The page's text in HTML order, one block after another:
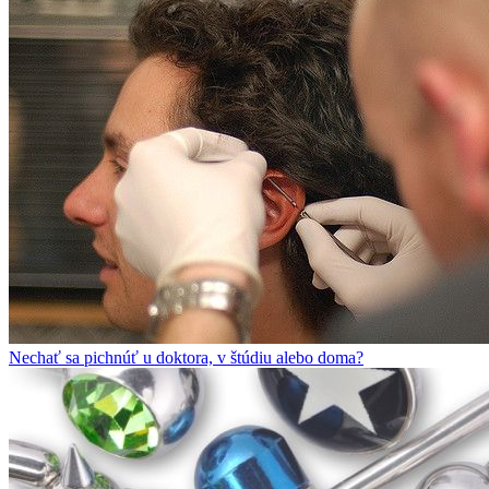
Nechať sa pichnúť u doktora, v štúdiu alebo doma?